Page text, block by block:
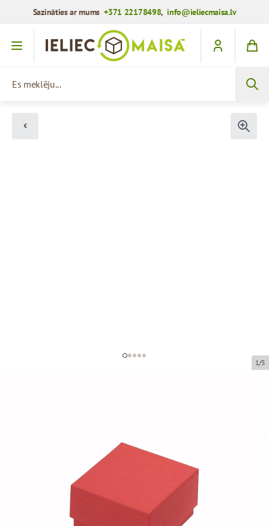
Sazināties ar mums+371 22178498,info@ieliecmaisa.lv
Iet uz saturu
1/5
320 g/m2
Prece ir pieejama saņemšanai pakomātā.